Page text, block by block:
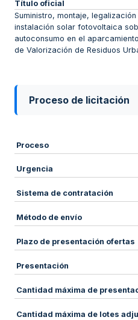
Título oficial
Suministro, montaje,
instalación solar fotovoltaica
autoconsumo en el
de Valorización de Residuos
Proceso de licitación
Proceso
Urgencia
Sistema de contratación
Método de envío
Plazo de presentación ofertas
Presentación
Cantidad máxima de
Cantidad máxima de lotes